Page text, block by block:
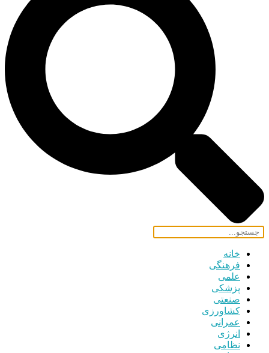
خانه
فرهنگی
علمی
پزشکی
صنعتی
کشاورزی
عمرانی
انرژی
نظامی